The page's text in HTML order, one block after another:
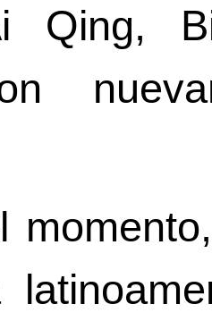
Qing,